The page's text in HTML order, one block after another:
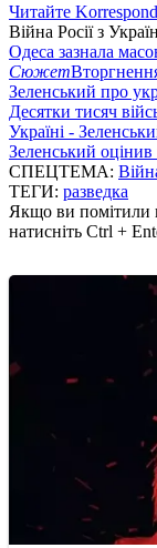
Читайте
Війна Росії з
Одеса зазнала
Сюжет
Зеленський про
Десятки тисяч
Україні -
Зеленський
СПЕЦТЕМА:
ТЕГИ: разведка
Якщо ви помітили
натисніть Ctrl +